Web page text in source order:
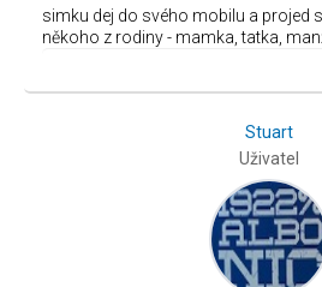
simku dej do svého mobilu a projed
někoho z rodiny - mamka, tatka,
Stuart
Uživatel